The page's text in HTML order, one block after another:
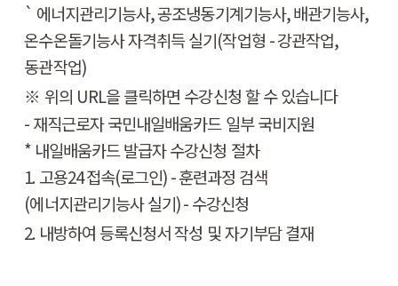
` 에너지관리기능사,공조냉동기계기능사,배관기능사,
온수온돌기능사 자격취득 실기(작업형 -강관작업,
동관작업)
​※ 위의 URL을 클릭하면 수강신청 할 수 있습니다
-재직근로자 국민내일배움카드 일부 국비지원
* 내일배움카드 발급자 수강신청 절차
1. 고용24접속(로그인) -훈련과정 검색
(에너지관리기능사 실기) -수강신청
2. 내방하여 등록신청서 작성 및 자기부담 결재